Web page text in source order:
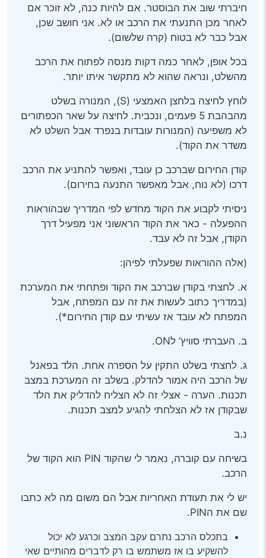
חיברתי שוב את הבוסטר. אם להיות כנה, לא זוכר אם
לאחר מכן התנעתי את הרכב או לא. אני חושב שכן,
אבל כבר לא בטוח (קרה שלשום).
בכל אופן, לאחר כמה דקות מנסה לפתוח את הרכב
מהשלט, ונראה שהוא לא מתקשר איתו יותר.
לוחץ לחיצה בלחצן האמצעי (S), המנורה בשלט
מהבהבת 5 פעמים, ונכבית. לחיצה על שאר הכפתורים
לא משפיעה (המנורות עובדות בנפרד אבל השלט לא
משדר את הקוד).
קודן החירום שברכב כן עובד, ואפשר להתניע את הרכב
דרכו (לא נוח, אבל מאפשר התנעה בחירום).
ניסיתי לקבוע את הקוד מחדש לפי המדריך שבהוראות
ההפעלה - כאר את הקוד הראשוני אני מפעיל דרך
הקודן, אבל זה לא עבד.
(אלה ההוראות שפעלתי לפיהן:
א. לחצתי בקודן שברכב את הקוד ופתחתי את המערכת
(במדריך כתוב לעשות את זה עם המפתח, אבל
המפתח לא עובד אז עשיתי עם קודן החירום*).
ב. העברתי סוויץ’ לON.
ג. לחצתי בשלט התקין על הספרה אחת. הלד בפאנל
של הרכב היה אמור להדלק. בשלב זה המערכת במצב
תכנות. הערה - אצלי זה לא הצליח להדליק את הלד
שבקודן אז לא הצלחתי להגיע למצב תכנות.
נ.ב
בשיחה עם קוברה, נאמר לי שהקוד PIN הוא הקוד של
הרכב.
יש לי את תעודת האחריות אבל הם משום מה לא כתבו
שם את הPIN.
בתכלס הרכב נתרם עקב המצב וכרגע לא יכול
להשקיע בו אז משתמש בו רק לדברים מהותיים שאי